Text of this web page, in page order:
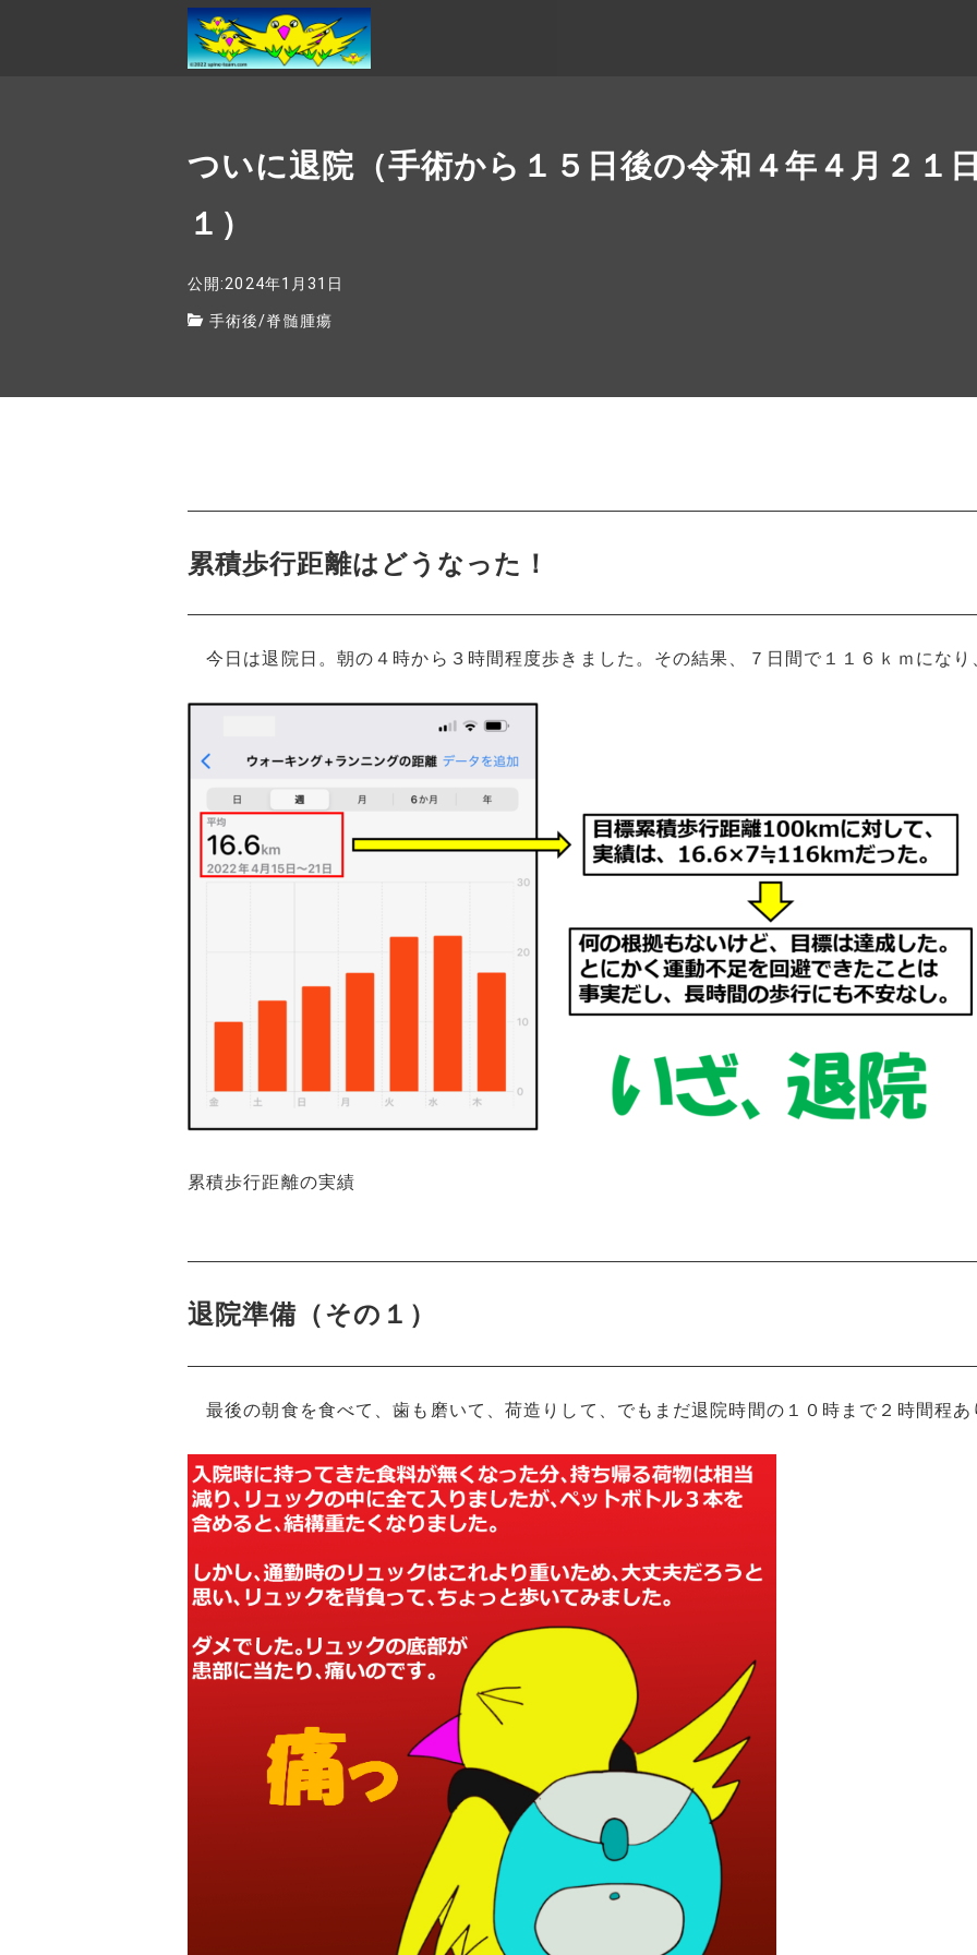
ついに退院（手術から１５日後の令和４年４月２１
１）
公開:2024年1月31日
手術後/脊髄腫瘍
累積歩行距離はどうなった！
今日は退院日。朝の４時から３時間程度歩きました。その結果、７日間で１１６ｋｍにな
累積歩行距離の実績
退院準備（その１）
最後の朝食を食べて、歯も磨いて、荷造りして、でもまだ退院時間の１０時まで２時間程あ